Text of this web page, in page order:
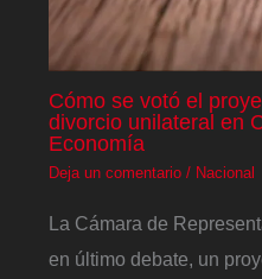
Cómo se votó el
divorcio unilateral en
Economía
Deja un comentario / Nacional
La Cámara de
en último debate, un